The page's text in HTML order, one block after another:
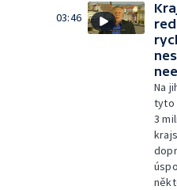
03:46
Na
tyto
3